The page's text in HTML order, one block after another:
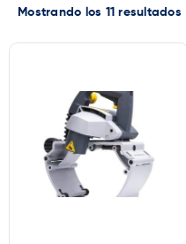
Mostrando los 11 resultados